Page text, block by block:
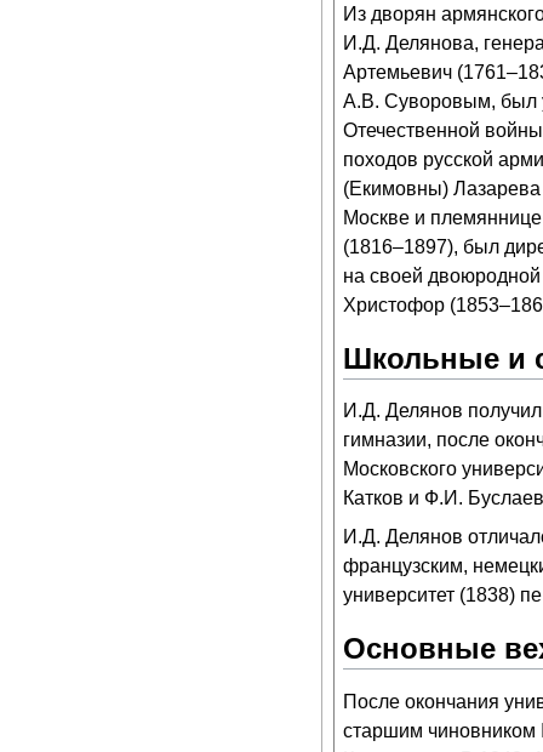
Из дворян
И.Д. Делянова,
Артемьевич
А.В. Суворовым, был
Отечественной
походов русской
(Екимовны) Лазарева
Москве и
(1816–1897), был
на своей
Христофор
Школьные и
И.Д. Делянов
гимназии, после
Московского
Катков и Ф.И.
И.Д. Делянов
французским,
университет (1838)
Основные
После окончания
старшим чиновником